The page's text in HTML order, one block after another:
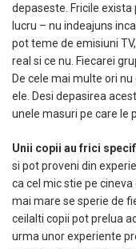
depaseste. Fricile exista
lucru – nu indeajuns
pot teme de emisiuni
real si ce nu. Fiecarei
De cele mai multe ori
ele. Desi depasirea
unele masuri pe care le
Unii copii au frici
si pot proveni din
ca cel mic stie pe
mai mare se sperie de
ceilalti copii pot prelua
urma unor experiente